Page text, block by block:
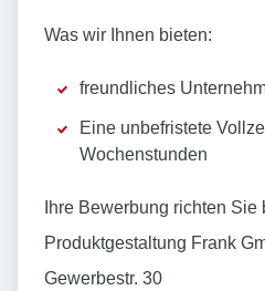
Was wir Ihnen bieten:
freundliches
Eine unbefristete
Wochenstunden
Ihre Bewerbung richten Sie
Produktgestaltung Frank
Gewerbestr. 30